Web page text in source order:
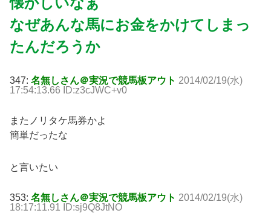
なぜあんな馬にお金をかけてしまっ
たんだろうか
347: 名無しさん＠実況で競馬板アウト 2014/02/19(水)
17:54:13.66 ID:z3cJWC+v0
またノリタケ馬券かよ
簡単だったな
と言いたい
353: 名無しさん＠実況で競馬板アウト 2014/02/19(水)
18:17:11.91 ID:sj9Q8JtNO